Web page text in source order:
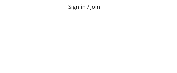
Sign in / Join